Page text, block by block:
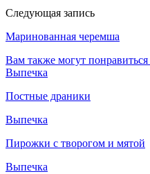
Следующая запись
Маринованная черемша
Вам также могут понравиться
Выпечка
Постные драники
Выпечка
Пирожки с творогом и мятой
Выпечка